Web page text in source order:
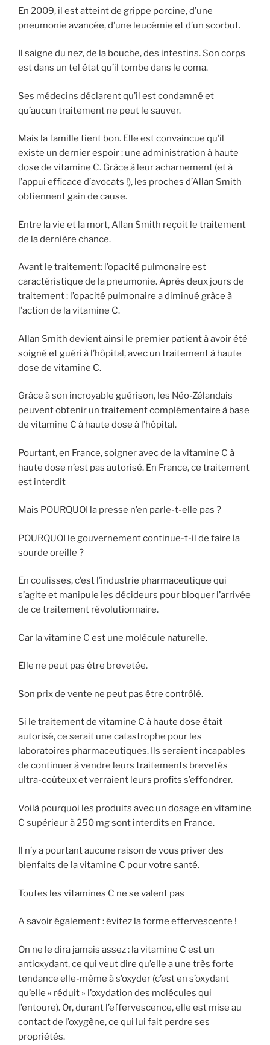
En 2009, il est atteint de grippe porcine, d’une
pneumonie avancée, d’une leucémie et d’un scorbut.
Il saigne du nez, de la bouche, des intestins. Son corps
est dans un tel état qu’il tombe dans le coma.
Ses médecins déclarent qu’il est condamné et
qu’aucun traitement ne peut le sauver.
Mais la famille tient bon. Elle est convaincue qu’il
existe un dernier espoir : une administration à haute
dose de vitamine C. Grâce à leur acharnement (et à
l’appui efficace d’avocats !), les proches d’Allan Smith
obtiennent gain de cause.
Entre la vie et la mort, Allan Smith reçoit le traitement
de la dernière chance.
Avant le traitement: l’opacité pulmonaire est
caractéristique de la pneumonie. Après deux jours de
traitement : l’opacité pulmonaire a diminué grâce à
l’action de la vitamine C.
Allan Smith devient ainsi le premier patient à avoir été
soigné et guéri à l’hôpital, avec un traitement à haute
dose de vitamine C.
Grâce à son incroyable guérison, les Néo-Zélandais
peuvent obtenir un traitement complémentaire à base
de vitamine C à haute dose à l’hôpital.
Pourtant, en France, soigner avec de la vitamine C à
haute dose n’est pas autorisé. En France, ce traitement
est interdit
Mais POURQUOI la presse n’en parle-t-elle pas ?
POURQUOI le gouvernement continue-t-il de faire la
sourde oreille ?
En coulisses, c’est l’industrie pharmaceutique qui
s’agite et manipule les décideurs pour bloquer l’arrivée
de ce traitement révolutionnaire.
Car la vitamine C est une molécule naturelle.
Elle ne peut pas être brevetée.
Son prix de vente ne peut pas être contrôlé.
Si le traitement de vitamine C à haute dose était
autorisé, ce serait une catastrophe pour les
laboratoires pharmaceutiques. Ils seraient incapables
de continuer à vendre leurs traitements brevetés
ultra-coûteux et verraient leurs profits s’effondrer.
Voilà pourquoi les produits avec un dosage en vitamine
C supérieur à 250 mg sont interdits en France.
Il n’y a pourtant aucune raison de vous priver des
bienfaits de la vitamine C pour votre santé.
Toutes les vitamines C ne se valent pas
A savoir également : évitez la forme effervescente !
On ne le dira jamais assez : la vitamine C est un
antioxydant, ce qui veut dire qu’elle a une très forte
tendance elle-même à s’oxyder (c’est en s’oxydant
qu’elle « réduit » l’oxydation des molécules qui
l’entoure). Or, durant l’effervescence, elle est mise au
contact de l’oxygène, ce qui lui fait perdre ses
propriétés.